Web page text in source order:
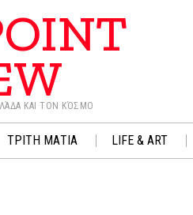
ΚΑΙ ΤΟΝ ΚΌΣΜΟ
ΤΡΙΤΗ ΜΑΤΙΑ LIFE & ART